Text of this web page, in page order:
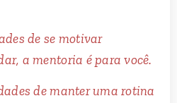
de se motivar
a mentoria é para você.
de manter uma rotina